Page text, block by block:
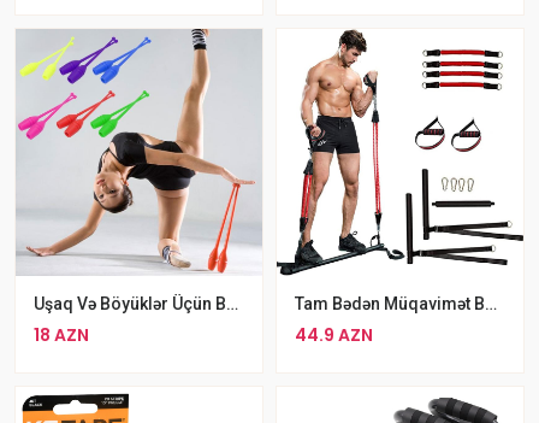
Uşaq Və Böyüklər Üçün Bədii Gimnastika Çubuğu Rəngli Gimnastika Çubuğu
18 AZN
Tam Bədən Müqavimət Bantları
44.9 AZN